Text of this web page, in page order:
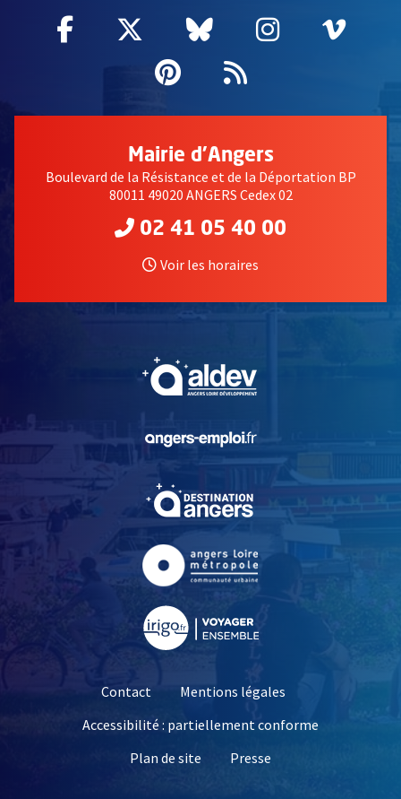
Facebook
, Ouvre une nouvelle fenêtre
Twitter
, Ouvre une nouvelle
Bluesky
, Ouvre une
Instagram
, Ouvre
,
Pinterest
, Ouvre une
Flux RSS
Mairie d'Angers
Boulevard de la Résistance et de la Déportation BP
80011 49020 ANGERS Cedex 02
02 41 05 40 00
Voir les horaires
, Ouvre une nouvelle
, Ouvre une nouvelle
Contact
Mentions légales
Accessibilité : partiellement conforme
Plan de site
Presse